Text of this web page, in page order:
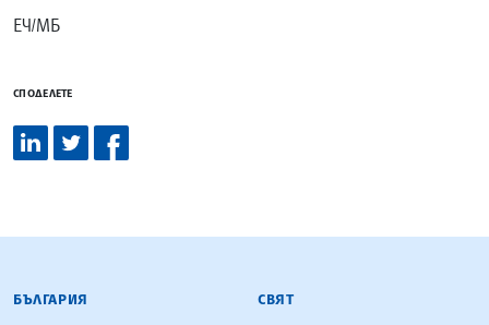
ЕЧ/МБ
СПОДЕЛЕТЕ
БЪЛГАРСКА ТЕЛЕГРАФНА АГЕНЦИЯ
БЪЛГАРИЯ СВЯТ